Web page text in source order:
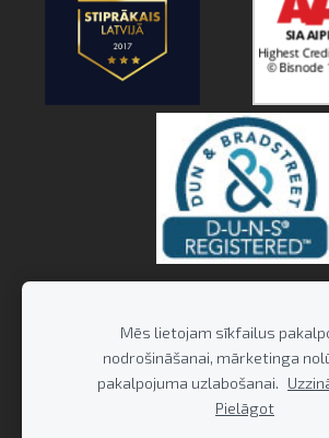
Mēs lietojam sīkfailus
nodrošināšanai, mārketinga
pakalpojuma uzlabošanai.
Pielāgot